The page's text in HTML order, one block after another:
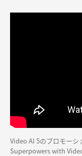
Video AI 5のプロモー
Superpowers with Video